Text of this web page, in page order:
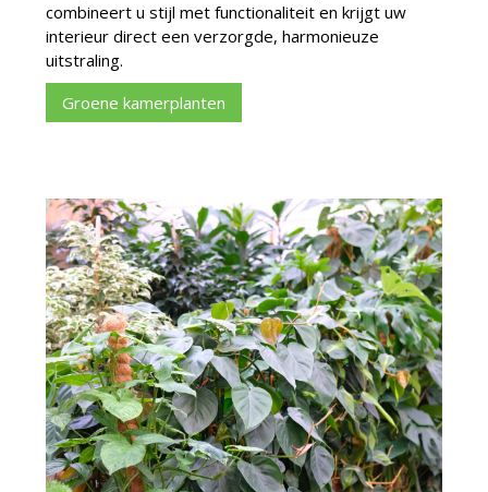
combineert u stijl met functionaliteit en krijgt uw
interieur direct een verzorgde, harmonieuze
uitstraling.
Groene kamerplanten